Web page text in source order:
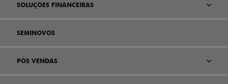
SOLUÇÕES FINANCEIRAS
SEMINOVOS
PÓS VENDAS